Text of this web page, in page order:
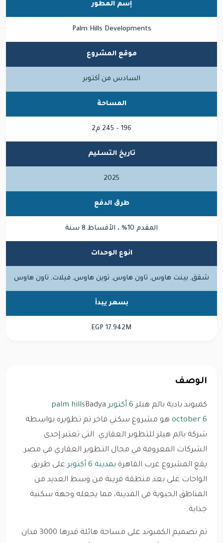
إسم المطور
Palm Hills Developments
موقع المشروع
السادس من أكتوبر
المساحة
196 - 245 م2
تاريخ التسليم
2025
طرق الدفع
المقدم 10% ، الأقساط 8 سنة
انوع الوحدات
شقق, بينت هاوس, تاون هاوس, توين هاوس, فيلات, تاون هاوس
بسعر يبدأ
EGP 17.942M
الوصف
كمبوند بادية بالم هيلز 6 أكتوبر Badya
palm hills
6 october
هو مشروع سكني فاخر تم تطويره بواسطة
شركة بالم هيلز للتطوير العقاري. التي تعتبر إحدى
الشركات المعروفة في مجال التطوير العقاري في مصر.
يقع المشروع غرب القاهرة بمدينة 6 أكتوبر
على طريق
الواحات على بعد منطقة قريبة من وسط العديد من
المناطق الحيوية في المدينة، مما يجعله وجهة سكنية
جذابة.
تم تصميم الكمبوند على مساحة هائلة قدرها 3000 فدان